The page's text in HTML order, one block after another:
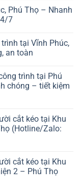
Phú Thọ – Nhanh
7
tại Vĩnh Phúc,
an toàn
trình tại Phú
chóng – tiết kiệm
cắt kéo tại Khu
(Hotline/Zalo:
cắt kéo tại Khu
2 – Phú Thọ